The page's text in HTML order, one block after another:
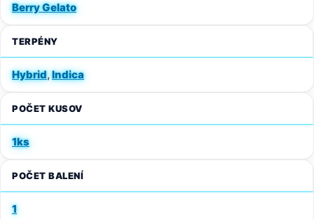
Berry Gelato
TERPÉNY
Hybrid,Indica
POČET KUSOV
1ks
POČET BALENÍ
1